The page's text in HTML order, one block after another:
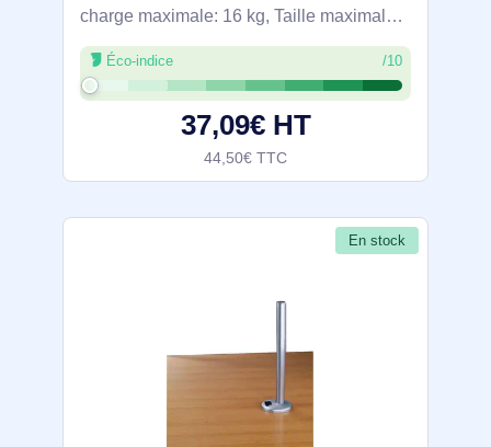
charge maximale: 16 kg, Taille maximale
de l’écran: 81,3 cm (32"), Compatibilité
interface de montage (min): 75 x 75 mm,
Compatibilité interface de montage (max):
Éco-indice /10
37,09€ HT
44,50€ TTC
En stock